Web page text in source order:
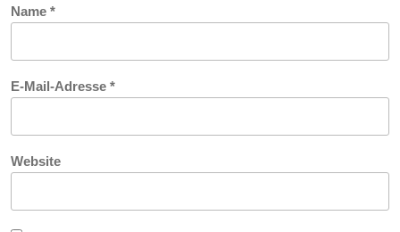
Name *
E-Mail-Adresse *
Website